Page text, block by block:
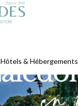
Hôtels & Hébergements